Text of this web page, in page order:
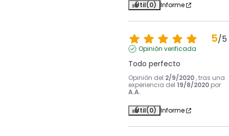
Útil(0) Informe
5/5
Opinión verificada
Todo perfecto
Opinión del 2/9/2020 , tras una
experiencia del 19/8/2020 por
A.A.
Útil(0) Informe